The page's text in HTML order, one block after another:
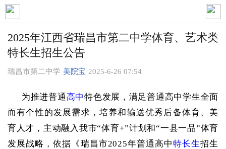
2025年江西省瑞昌市第二中学体育、艺术类
特长生招生公告
瑞昌市第二中学 美院宝 2025-6-26 07:54
为推进普通高中特色发展，满足普通高中学生全面
而有个性的发展需求，培养和输送优秀后备体育、美
育人才，主动融入我市“体育+”计划和“一县一品”体育
发展战略，依据《瑞昌市2025年普通高中特长生招生